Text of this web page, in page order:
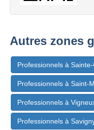
Autres zones
Professionnels à
Professionnels à Saint-
Professionnels à
Professionnels à